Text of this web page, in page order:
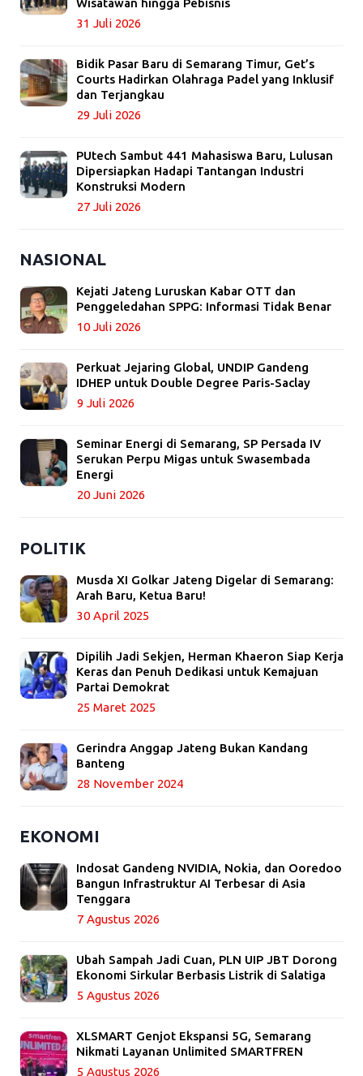
31 Juli 2026
Bidik Pasar Baru di Semarang Timur, Get’s
Courts Hadirkan Olahraga Padel yang Inklusif
dan Terjangkau
29 Juli 2026
PUtech Sambut 441 Mahasiswa Baru, Lulusan
Dipersiapkan Hadapi Tantangan Industri
Konstruksi Modern
27 Juli 2026
NASIONAL
Kejati Jateng Luruskan Kabar OTT dan
Penggeledahan SPPG: Informasi Tidak Benar
10 Juli 2026
Perkuat Jejaring Global, UNDIP Gandeng
IDHEP untuk Double Degree Paris-Saclay
9 Juli 2026
Seminar Energi di Semarang, SP Persada IV
Serukan Perpu Migas untuk Swasembada
Energi
20 Juni 2026
POLITIK
Musda XI Golkar Jateng Digelar di Semarang:
Arah Baru, Ketua Baru!
30 April 2025
Dipilih Jadi Sekjen, Herman Khaeron Siap Kerja
Keras dan Penuh Dedikasi untuk Kemajuan
Partai Demokrat
25 Maret 2025
Gerindra Anggap Jateng Bukan Kandang
Banteng
28 November 2024
EKONOMI
Indosat Gandeng NVIDIA, Nokia, dan Ooredoo
Bangun Infrastruktur AI Terbesar di Asia
Tenggara
7 Agustus 2026
Ubah Sampah Jadi Cuan, PLN UIP JBT Dorong
Ekonomi Sirkular Berbasis Listrik di Salatiga
5 Agustus 2026
XLSMART Genjot Ekspansi 5G, Semarang
Nikmati Layanan Unlimited SMARTFREN
5 Agustus 2026